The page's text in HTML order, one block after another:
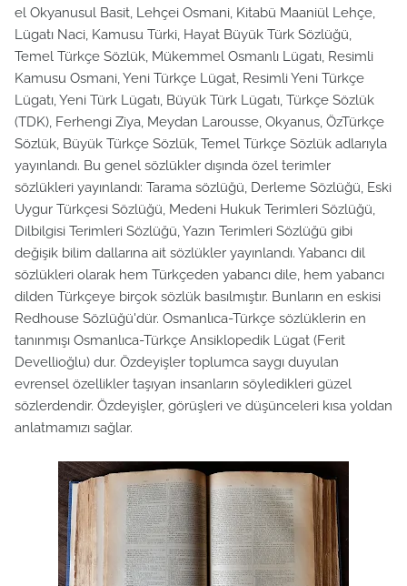
el Okyanusul Basit, Lehçei Osmani, Kitabü Maaniül Lehçe,
Lügatı Naci, Kamusu Türki, Hayat Büyük Türk Sözlüğü,
Temel Türkçe Sözlük, Mükemmel Osmanlı Lügatı, Resimli
Kamusu Osmani, Yeni Türkçe Lügat, Resimli Yeni Türkçe
Lügatı, Yeni Türk Lügatı, Büyük Türk Lügatı, Türkçe Sözlük
(TDK), Ferhengi Ziya, Meydan Larousse, Okyanus, ÖzTürkçe
Sözlük, Büyük Türkçe Sözlük, Temel Türkçe Sözlük adlarıyla
yayınlandı. Bu genel sözlükler dışında özel terimler
sözlükleri yayınlandı: Tarama sözlüğü, Derleme Sözlüğü, Eski
Uygur Türkçesi Sözlüğü, Medeni Hukuk Terimleri Sözlüğü,
Dilbilgisi Terimleri Sözlüğü, Yazın Terimleri Sözlüğü gibi
değişik bilim dallarına ait sözlükler yayınlandı. Yabancı dil
sözlükleri olarak hem Türkçeden yabancı dile, hem yabancı
dilden Türkçeye birçok sözlük basılmıştır. Bunların en eskisi
Redhouse Sözlüğü'dür. Osmanlıca-Türkçe sözlüklerin en
tanınmışı Osmanlıca-Türkçe Ansiklopedik Lügat (Ferit
Devellioğlu) dur. Özdeyişler toplumca saygı duyulan
evrensel özellikler taşıyan insanların söyledikleri güzel
sözlerdendir. Özdeyişler, görüşleri ve düşünceleri kısa yoldan
anlatmamızı sağlar.